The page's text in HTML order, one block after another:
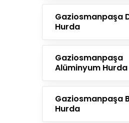
Gaziosmanpaşa
Hurda
Gaziosmanpaşa
Alüminyum Hurda
Gaziosmanpaşa
Hurda